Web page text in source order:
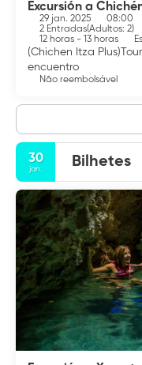
Excursión a
29 jan. 2025
08:00
2 Entradas(Adultos: 2)
12 horas - 13 horas
(Chichen Itza
encuentro
Não reembolsável
30
jan. Bilhetes